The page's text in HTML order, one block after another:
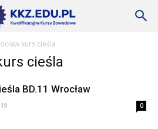
kurs cieśla
cieśla
BD.11 Wrocław
0